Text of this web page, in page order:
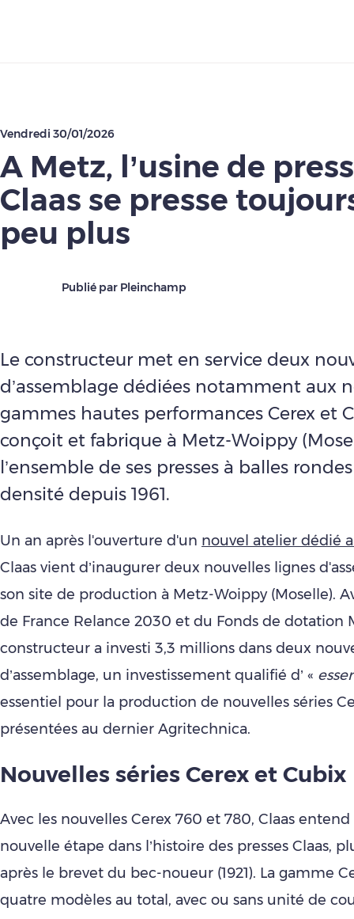
Vendredi 30/01/2026
A Metz, l’usine de
Claas se presse
peu plus
Publié par Pleinchamp
Le constructeur met en service deux
d’assemblage dédiées notamment aux
gammes hautes performances Cerex et
conçoit et fabrique à Metz-Woippy
l’ensemble de ses presses à balles
densité depuis 1961.
Un an après l'ouverture d'un nouvel atelier dédié
Claas vient d’inaugurer deux nouvelles lignes
son site de production à Metz-Woippy (Moselle).
de France Relance 2030 et du Fonds de dotation
constructeur a investi 3,3 millions dans deux
d’assemblage, un investissement qualifié d’ «
essentiel pour la production de nouvelles séries
présentées au dernier Agritechnica.
Nouvelles séries Cerex et Cubix
Avec les nouvelles Cerex 760 et 780, Claas
nouvelle étape dans l’histoire des presses Claas,
après le brevet du bec-noueur (1921). La gamme
quatre modèles au total, avec ou sans unité de